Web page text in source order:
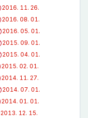
2016. 11. 26.
2016. 08. 01.
2016. 05. 01.
2015. 09. 01.
2015. 04. 01.
2015. 02. 01.
2014. 11. 27.
2014. 07. 01.
2014. 01. 01.
2013. 12. 15.